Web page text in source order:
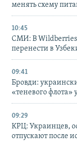
менять схему
10:45
СМИ: В Wildberries
перенести в
09:41
Бровди:
«теневого флота»
09:29
КРЦ: Украинцев,
отпускают после